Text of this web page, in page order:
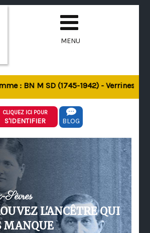
MENU
: BN M SD (1745-1942) - Verrines-
CLIQUEZ ICI POUR
S'IDENTIFIER BLOG
L'ANCÊTRE QUI
MANQUE